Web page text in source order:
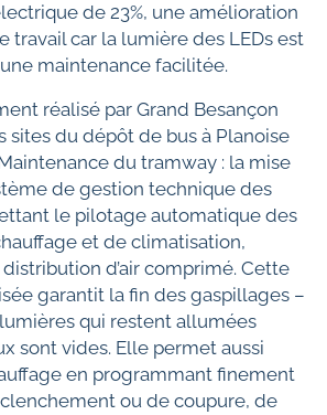
de 23%, une amélioration
travail car la lumière des LEDs est
maintenance facilitée.
réalisé par Grand Besançon
sites du dépôt de bus à Planoise
du tramway : la mise
de gestion technique des
le pilotage automatique des
et de climatisation,
d’air comprimé. Cette
garantit la fin des gaspillages –
qui restent allumées
sont vides. Elle permet aussi
en programmant finement
ou de coupure, de